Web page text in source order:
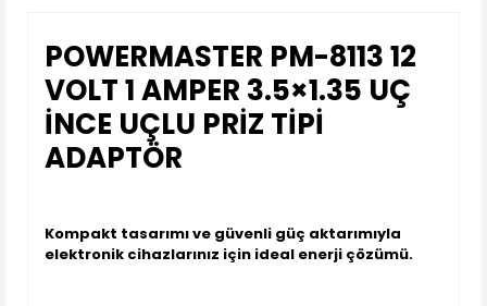
POWERMASTER PM-8113 12
VOLT 1 AMPER 3.5×1.35 UÇ
İNCE UÇLU PRİZ TİPİ
ADAPTÖR
Kompakt tasarımı ve güvenli güç aktarımıyla
elektronik cihazlarınız için ideal enerji çözümü.